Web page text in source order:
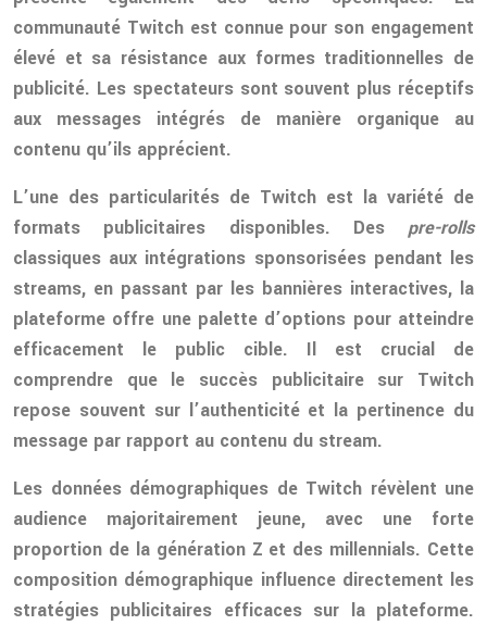
communauté Twitch est connue pour son engagement
élevé et sa résistance aux formes traditionnelles de
publicité. Les spectateurs sont souvent plus réceptifs
aux messages intégrés de manière organique au
contenu qu’ils apprécient.
L’une des particularités de Twitch est la variété de
formats publicitaires disponibles. Des pre-rolls
classiques aux intégrations sponsorisées pendant les
streams, en passant par les bannières interactives, la
plateforme offre une palette d’options pour atteindre
efficacement le public cible. Il est crucial de
comprendre que le succès publicitaire sur Twitch
repose souvent sur l’authenticité et la pertinence du
message par rapport au contenu du stream.
Les données démographiques de Twitch révèlent une
audience majoritairement jeune, avec une forte
proportion de la génération Z et des millennials. Cette
composition démographique influence directement les
stratégies publicitaires efficaces sur la plateforme.